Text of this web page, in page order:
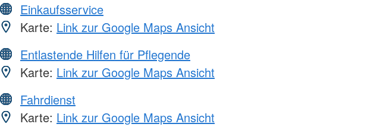
Einkaufsservice
Karte: Link zur Google Maps Ansicht
Entlastende Hilfen für Pflegende
Karte: Link zur Google Maps Ansicht
Fahrdienst
Karte: Link zur Google Maps Ansicht